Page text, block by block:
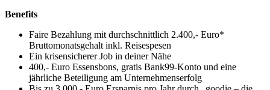
Benefits
Faire Bezahlung mit durchschnittlich 2.400,- Euro*
Bruttomonatsgehalt inkl. Reisespesen
Ein krisensicherer Job in deiner Nähe
400,- Euro Essensbons, gratis Bank99-Konto und eine
jährliche Beteiligung am Unternehmenserfolg